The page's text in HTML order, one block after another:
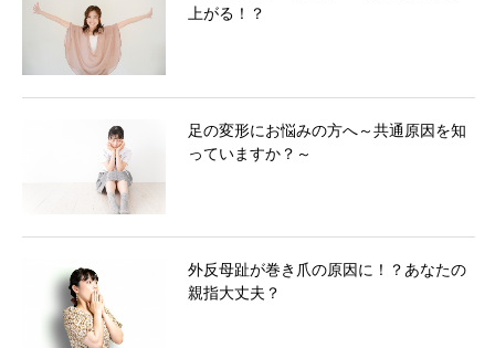
上がる！？
足の変形にお悩みの方へ～共通原因を知
っていますか？～
外反母趾が巻き爪の原因に！？あなたの
親指大丈夫？